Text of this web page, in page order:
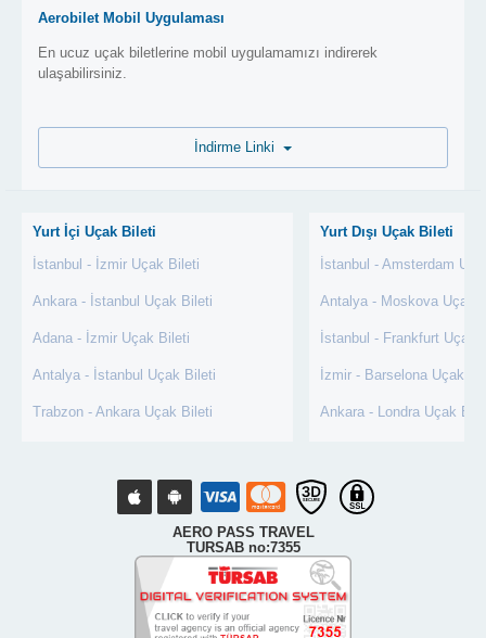
Aerobilet Mobil Uygulaması
En ucuz uçak biletlerine mobil uygulamamızı indirerek
ulaşabilirsiniz.
Yurt İçi Uçak Bileti
İstanbul - İzmir Uçak Bileti
Ankara - İstanbul Uçak Bileti
Adana - İzmir Uçak Bileti
Antalya - İstanbul Uçak Bileti
Trabzon - Ankara Uçak Bileti
Yurt Dışı Uçak Bileti
İstanbul - Amsterdam
Antalya - Moskova Uçak
İstanbul - Frankfurt Uçak
İzmir - Barselona Uçak
Ankara - Londra Uçak
AERO PASS TRAVEL
TURSAB no:7355